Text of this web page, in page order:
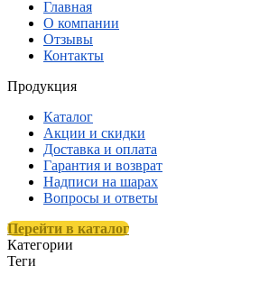
Главная
О компании
Отзывы
Контакты
Продукция
Каталог
Акции и скидки
Доставка и оплата
Гарантия и возврат
Надписи на шарах
Вопросы и ответы
Перейти в каталог
Категории
Теги